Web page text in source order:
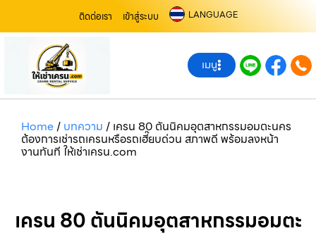
ติดต่อเรา เข้าสู่ระบบ LANGUAGE
เมนู
Home/ บทความ / เครน 80 ตันนิคมอุตสาหกรรมอมตะนคร
ต้องการเช่ารถเครนหรือรถเฮี๊ยบด่วน สภาพดี พร้อมลงหน้า
งานทันที ให้เช่าเครน.com
เครน 80 ตันนิคมอุตสาหกรรมอมตะ